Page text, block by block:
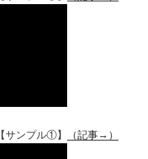
サンプル①】 （記事→）